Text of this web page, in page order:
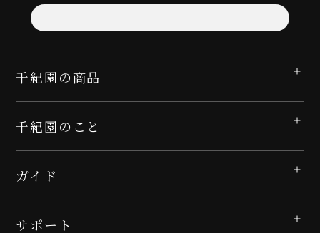
千紀園の商品
千紀園のこと
ガイド
サポート